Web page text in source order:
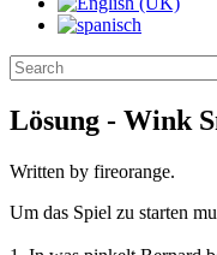
Lösung - Wink
Written by fireorange.
Um das Spiel zu starten